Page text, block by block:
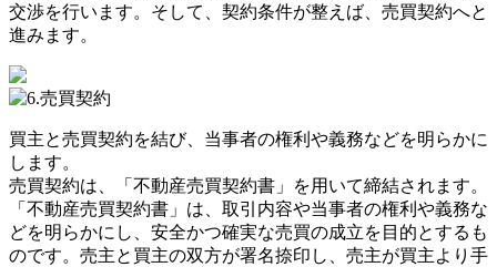
交渉を行います。そして、契約条件が整えば、売買契約へと
進みます。
買主と売買契約を結び、当事者の権利や義務などを明らかに
します。
売買契約は、「不動産売買契約書」を用いて締結されます。
「不動産売買契約書」は、取引内容や当事者の権利や義務な
どを明らかにし、安全かつ確実な売買の成立を目的とするも
のです。売主と買主の双方が署名捺印し、売主が買主より手